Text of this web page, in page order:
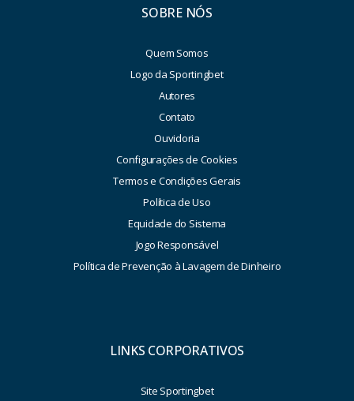
SOBRE NÓS
Quem Somos
Logo da Sportingbet
Autores
Contato
Ouvidoria
Configurações de Cookies
Termos e Condições Gerais
Política de Uso
Equidade do Sistema
Jogo Responsável
Política de Prevenção à Lavagem de Dinheiro
LINKS CORPORATIVOS
Site Sportingbet